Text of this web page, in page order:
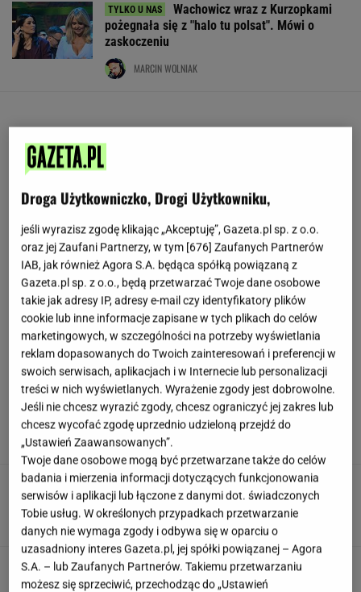
Wachowicz wraz z Kurzopkami
pożegnała się z "halo tu polsat". Mówi o
zaskoczeniu
MARCIN WOLNIAK
Tak Nawrocki wymyka się spod
kontroli PiS. "Znalazł się w pułapce"
SUBSKRYPCJA
"To był pierwszy w tym stuleciu projekt totalny
na polskim rynku"
MARTA KORYCKA
Quiz: Te gwiazdy wystąpią na Olsztyn Green
Festival! Ile o nich wiesz?
Droga Użytkowniczko, Drogi Użytkowniku,
jeśli wyrazisz zgodę klikając „Akceptuję”, Gazeta.pl sp. z o.o.
oraz jej Zaufani Partnerzy, w tym [676] Zaufanych Partnerów
IAB, jak również Agora S.A. będąca spółką powiązaną z
Gazeta.pl sp. z o.o., będą przetwarzać Twoje dane osobowe
takie jak adresy IP, adresy e-mail czy identyfikatory plików
cookie lub inne informacje zapisane w tych plikach do celów
marketingowych, w szczególności na potrzeby wyświetlania
reklam dopasowanych do Twoich zainteresowań i preferencji w
swoich serwisach, aplikacjach i w Internecie lub personalizacji
treści w nich wyświetlanych. Wyrażenie zgody jest dobrowolne.
Jeśli nie chcesz wyrazić zgody, chcesz ograniczyć jej zakres lub
chcesz wycofać zgodę uprzednio udzieloną przejdź do
„Ustawień Zaawansowanych”.
Twoje dane osobowe mogą być przetwarzane także do celów
badania i mierzenia informacji dotyczących funkcjonowania
serwisów i aplikacji lub łączone z danymi dot. świadczonych
Tobie usług. W określonych przypadkach przetwarzanie
danych nie wymaga zgody i odbywa się w oparciu o
uzasadniony interes Gazeta.pl, jej spółki powiązanej – Agora
S.A. – lub Zaufanych Partnerów. Takiemu przetwarzaniu
możesz się sprzeciwić, przechodząc do „Ustawień